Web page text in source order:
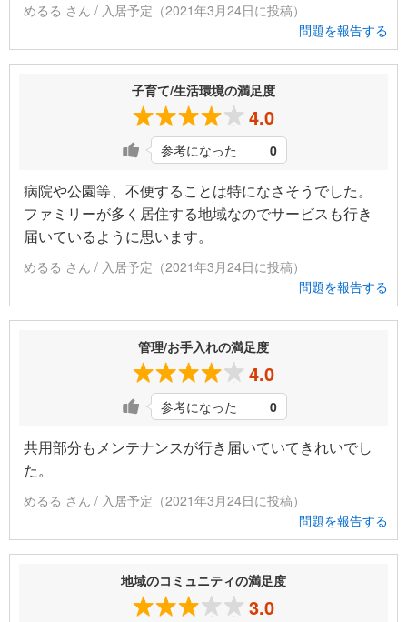
めるる さん / 入居予定（2021年3月24日に投稿）
問題を報告する
子育て/生活環境の満足度
4.0
参考になった 0
病院や公園等、不便することは特になさそうでした。
ファミリーが多く居住する地域なのでサービスも行き
届いているように思います。
めるる さん / 入居予定（2021年3月24日に投稿）
問題を報告する
管理/お手入れの満足度
4.0
参考になった 0
共用部分もメンテナンスが行き届いていてきれいでし
た。
めるる さん / 入居予定（2021年3月24日に投稿）
問題を報告する
地域のコミュニティの満足度
3.0